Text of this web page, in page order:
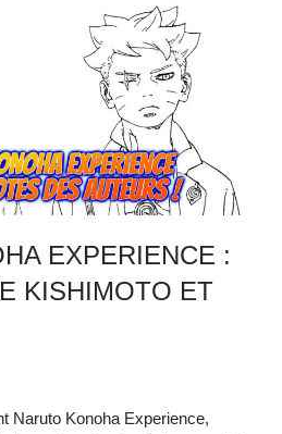
EXPERIENCE :
KISHIMOTO ET
Naruto Konoha Experience,